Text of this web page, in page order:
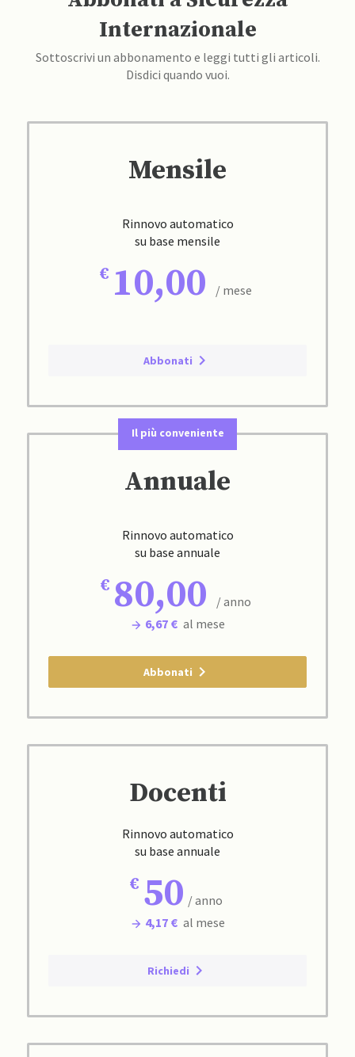
Internazionale
Sottoscrivi un abbonamento e leggi tutti gli articoli.
Disdici quando vuoi.
Mensile
Rinnovo automatico
su base mensile
10,00 / mese
Abbonati
Il più conveniente
Annuale
Rinnovo automatico
su base annuale
80,00
/ anno
6,67 € al mese
Abbonati
Docenti
Rinnovo automatico
su base annuale
50 / anno
4,17 € al mese
Richiedi